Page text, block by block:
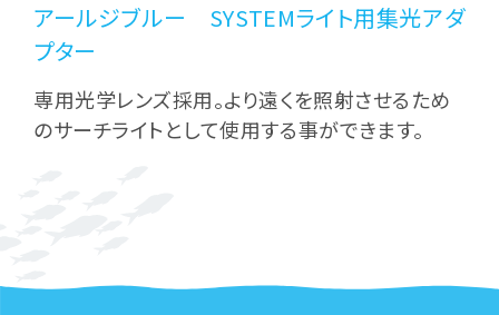
アールジブルー SYSTEMライト用集光アダ
プター
専用光学レンズ採用。より遠くを照射させるため
のサーチライトとして使用する事ができます。